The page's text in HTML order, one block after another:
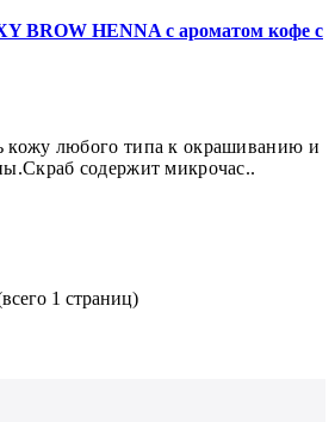
BROW HENNA с ароматом кофе с
кожу любого типа к окрашиванию и
содержит микрочас..
1 страниц)